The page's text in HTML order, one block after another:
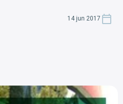
14 jun 2017